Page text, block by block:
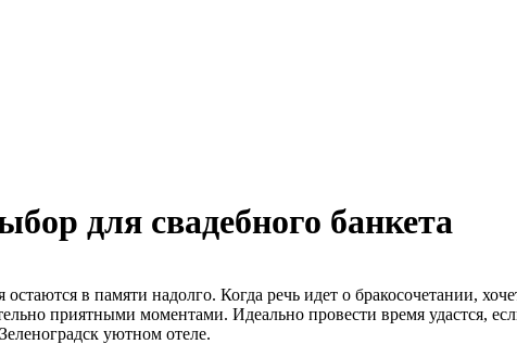
для свадебного банкета
в памяти надолго. Когда речь идет о бракосочетании,
приятными моментами. Идеально провести время удастся,
уютном отеле.